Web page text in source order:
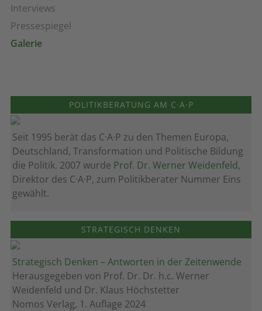
Interviews
Pressespiegel
Galerie
POLITIKBERATUNG AM C·A·P
Seit 1995 berät das C·A·P zu den Themen Europa,
Deutschland, Transformation und Politische Bildung
die Politik. 2007 wurde Prof. Dr. Werner Weidenfeld,
Direktor des C·A·P, zum Politik­berater Nummer Eins
gewählt.
STRATEGISCH DENKEN
Strategisch Denken – Antworten in der Zeitenwende
Herausgegeben von Prof. Dr. Dr. h.c. Werner
Weidenfeld und Dr. Klaus Höchstetter
Nomos Verlag, 1. Auflage 2024